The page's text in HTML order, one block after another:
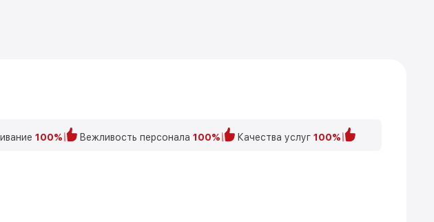
100% Вежливость персонала 100% Качества услуг 100%